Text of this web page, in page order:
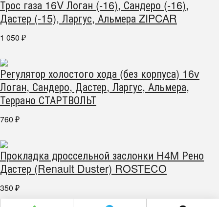
Трос газа 16V Логан (-16), Сандеро (-16),
Дастер (-15), Ларгус, Альмера ZIPCAR
1 050 ₽
Регулятор холостого хода (без корпуса) 16v
Логан, Сандеро, Дастер, Ларгус, Альмера,
Террано СТАРТВОЛЬТ
760 ₽
Прокладка дроссельной заслонки H4M Рено
Дастер (Renault Duster) ROSTECO
350 ₽
г. Челябинск пр. Победы 305Д/1 (2 этаж)